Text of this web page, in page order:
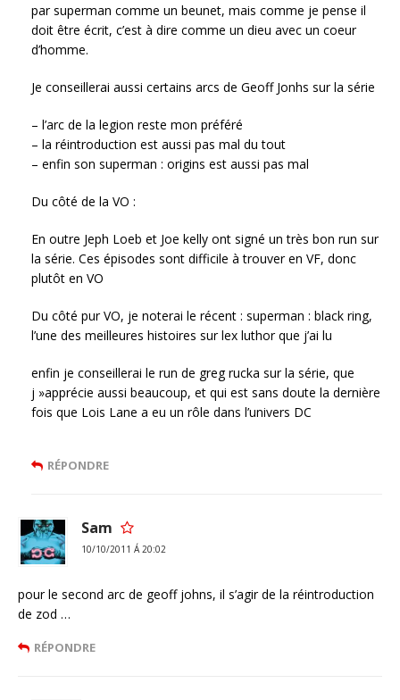
par superman comme un beunet, mais comme je pense il
doit être écrit, c’est à dire comme un dieu avec un coeur
d’homme.
Je conseillerai aussi certains arcs de Geoff Jonhs sur la série
– l’arc de la legion reste mon préféré
– la réintroduction est aussi pas mal du tout
– enfin son superman : origins est aussi pas mal
Du côté de la VO :
En outre Jeph Loeb et Joe kelly ont signé un très bon run sur
la série. Ces épisodes sont difficile à trouver en VF, donc
plutôt en VO
Du côté pur VO, je noterai le récent : superman : black ring,
l’une des meilleures histoires sur lex luthor que j’ai lu
enfin je conseillerai le run de greg rucka sur la série, que
j »apprécie aussi beaucoup, et qui est sans doute la dernière
fois que Lois Lane a eu un rôle dans l’univers DC
RÉPONDRE
Sam
10/10/2011 Á 20:02
pour le second arc de geoff johns, il s’agir de la réintroduction
de zod …
RÉPONDRE